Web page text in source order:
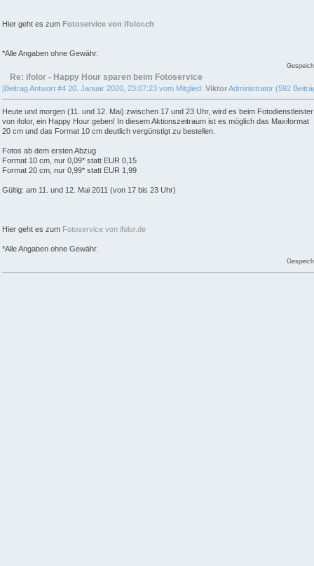
Hier geht es zum Fotoservice von ifolor.ch
*Alle Angaben ohne Gewähr.
Re: ifolor - Happy Hour sparen beim Fotoservice
[Beitrag Antwort #4 20. Januar 2020, 23:07:23 vom Mitglied: ViktorAdministrator (592
Heute und morgen (11. und 12. Mai) zwischen 17 und 23 Uhr, wird es beim Fotodienstleister
von ifolor, ein Happy Hour geben! In diesem Aktionszeitraum ist es möglich das Maxiformat
20 cm und das Format 10 cm deutlich vergünstigt zu bestellen.
Fotos ab dem ersten Abzug
Format 10 cm, nur 0,09* statt EUR 0,15
Format 20 cm, nur 0,99* statt EUR 1,99
Gültig: am 11. und 12. Mai 2011 (von 17 bis 23 Uhr)
Hier geht es zum Fotoservice von ifolor.de
*Alle Angaben ohne Gewähr.